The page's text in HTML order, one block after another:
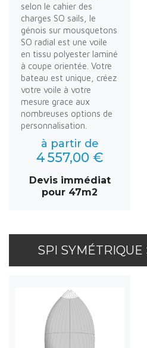
selon le cahier des
charges SO sails, le
génois sur mousquetons
SO radial est une voile
en tissu polyester laminé
à coupe orientée. Votre
bateau est unique, créez
votre voile à votre
mesure grace aux
nombreuses options de
personnalisation.
à partir de
4 557,00 €
Devis immédiat
pour 47m2
SPI SYMÉTRIQUE